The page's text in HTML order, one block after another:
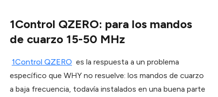
1Control QZERO: para los mandos
de cuarzo 15-50 MHz
1Control QZERO es la respuesta a un problema
específico que WHY no resuelve: los mandos de cuarzo
a baja frecuencia, todavía instalados en una buena parte